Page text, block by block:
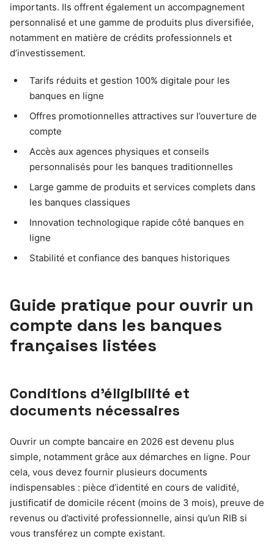
importants. Ils offrent également un accompagnement
personnalisé et une gamme de produits plus diversifiée,
notamment en matière de crédits professionnels et
d’investissement.
Tarifs réduits et gestion 100% digitale pour les
banques en ligne
Offres promotionnelles attractives sur l’ouverture de
compte
Accès aux agences physiques et conseils
personnalisés pour les banques traditionnelles
Large gamme de produits et services complets dans
les banques classiques
Innovation technologique rapide côté banques en
ligne
Stabilité et confiance des banques historiques
Guide pratique pour ouvrir un
compte dans les banques
françaises listées
Conditions d’éligibilité et
documents nécessaires
Ouvrir un compte bancaire en 2026 est devenu plus
simple, notamment grâce aux démarches en ligne. Pour
cela, vous devez fournir plusieurs documents
indispensables : pièce d’identité en cours de validité,
justificatif de domicile récent (moins de 3 mois), preuve de
revenus ou d’activité professionnelle, ainsi qu’un RIB si
vous transférez un compte existant.